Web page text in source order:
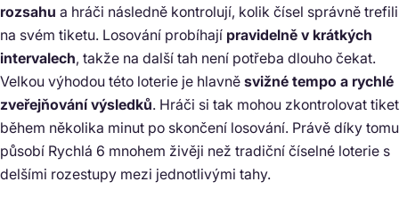
rozsahu a hráči následně kontrolují, kolik čísel správně trefili
na svém tiketu. Losování probíhají pravidelně v krátkých
intervalech, takže na další tah není potřeba dlouho čekat.
Velkou výhodou této loterie je hlavně svižné tempo a rychlé
zveřejňování výsledků. Hráči si tak mohou zkontrolovat tiket
během několika minut po skončení losování. Právě díky tomu
působí Rychlá 6 mnohem živěji než tradiční číselné loterie s
delšími rozestupy mezi jednotlivými tahy.